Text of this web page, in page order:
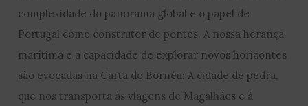
complexidade do panorama global e o papel de
Portugal como construtor de pontes. A nossa herança
marítima e a capacidade de explorar novos horizontes
são evocadas na Carta do Bornéu: A cidade de pedra,
que nos transporta às viagens de Magalhães e à